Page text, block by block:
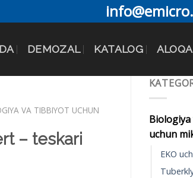
DEMOZAL KATALOG
uchun
EKO
VA TIBBIYOT UCHUN
– teskari